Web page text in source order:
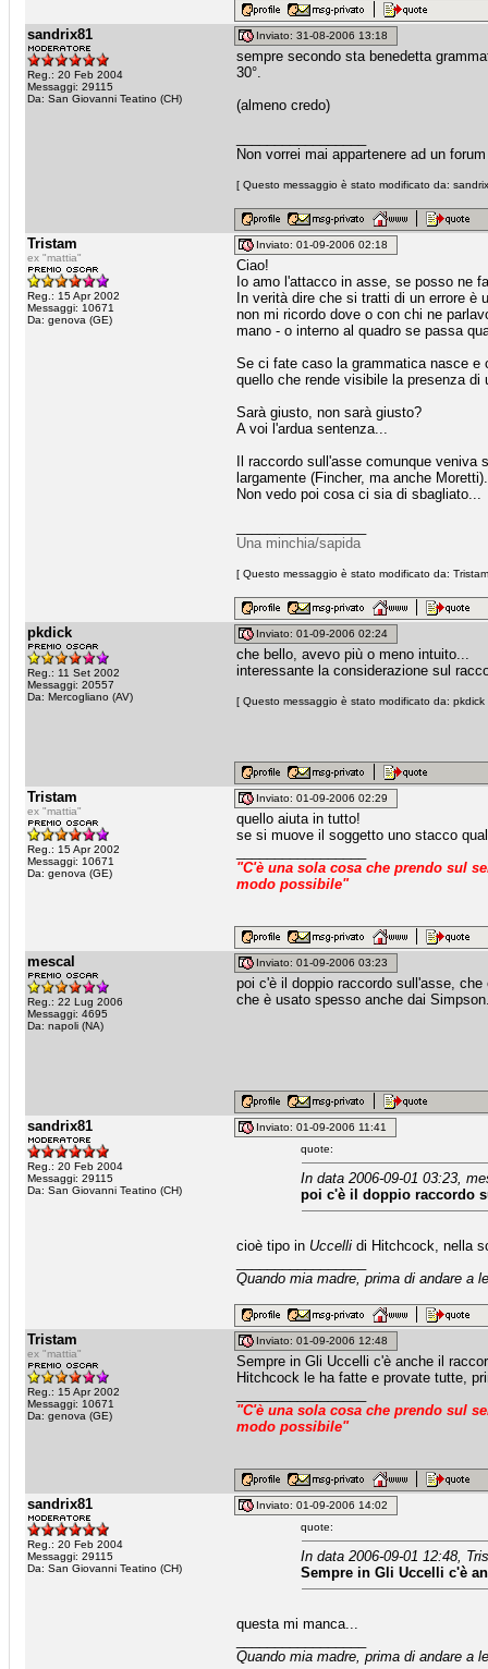
sandrix81
Reg.: 20 Feb 2004
Messaggi: 29115
Da: San Giovanni Teatino (CH)
Inviato: 31-08-2006 13:18
sempre secondo sta benedetta
30°.
(almeno credo)
Non vorrei mai appartenere ad un
[ Questo messaggio è stato modificato da:
Tristam
ex "mattia"
Reg.: 15 Apr 2002
Messaggi: 10671
Da: genova (GE)
Inviato: 01-09-2006 02:18
Ciao!
Io amo l'attacco in asse, se posso ne
In verità dire che si tratti di un errore
non mi ricordo dove o con chi ne
mano - o interno al quadro se passa
Se ci fate caso la grammatica nasce e
quello che rende visibile la presenza
Sarà giusto, non sarà giusto?
A voi l'ardua sentenza...
Il raccordo sull'asse comunque
largamente (Fincher, ma anche
Non vedo poi cosa ci sia di sbagliato...
Una minchia/sapida
[ Questo messaggio è stato modificato da:
pkdick
Reg.: 11 Set 2002
Messaggi: 20557
Da: Mercogliano (AV)
Inviato: 01-09-2006 02:24
che bello, avevo più o meno intuito...
interessante la considerazione sul
[ Questo messaggio è stato modificato da:
Tristam
ex "mattia"
Reg.: 15 Apr 2002
Messaggi: 10671
Da: genova (GE)
Inviato: 01-09-2006 02:29
quello aiuta in tutto!
se si muove il soggetto uno stacco
"C'è una sola cosa che prendo sul
modo possibile"
mescal
Reg.: 22 Lug 2006
Messaggi: 4695
Da: napoli (NA)
Inviato: 01-09-2006 03:23
poi c'è il doppio raccordo sull'asse,
che è usato spesso anche dai
sandrix81
Reg.: 20 Feb 2004
Messaggi: 29115
Da: San Giovanni Teatino (CH)
Inviato: 01-09-2006 11:41
quote:
In data 2006-09-01 03:23,
poi c'è il doppio raccordo
cioè tipo in Uccelli di Hitchcock, nella
Quando mia madre, prima di andare a
Tristam
ex "mattia"
Reg.: 15 Apr 2002
Messaggi: 10671
Da: genova (GE)
Inviato: 01-09-2006 12:48
Sempre in Gli Uccelli c'è anche il
Hitchcock le ha fatte e provate tutte,
"C'è una sola cosa che prendo sul
modo possibile"
sandrix81
Reg.: 20 Feb 2004
Messaggi: 29115
Da: San Giovanni Teatino (CH)
Inviato: 01-09-2006 14:02
quote:
In data 2006-09-01 12:48,
Sempre in Gli Uccelli c'è
questa mi manca...
Quando mia madre, prima di andare a